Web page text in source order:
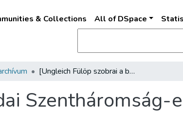
& Collections All of DSpace
[Ungleich Fülöp szobrai a budai Szentháromság-emléken]
Szentháromság-